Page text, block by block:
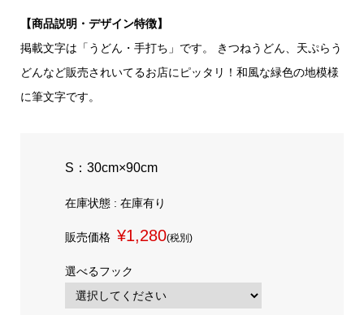
【商品説明・デザイン特徴】
掲載文字は「うどん・手打ち」です。 きつねうどん、天ぷらう
どんなど販売されいてるお店にピッタリ！和風な緑色の地模様
に筆文字です。
S：30cm×90cm
在庫状態 : 在庫有り
販売価格 ¥1,280(税別)
選べるフック